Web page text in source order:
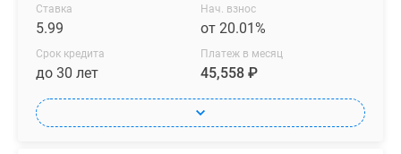
Ставка
5.99
Нач. взнос
от 20.01%
Срок кредита
до 30 лет
Платеж в месяц
45,558 ₽